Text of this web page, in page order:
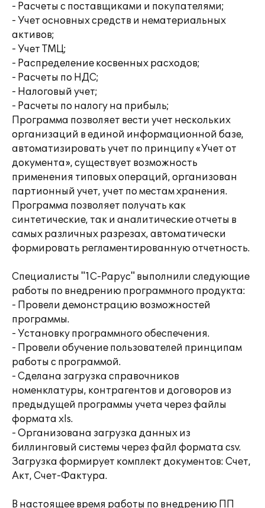
- Расчеты с поставщиками и покупателями;
- Учет основных средств и нематериальных
активов;
- Учет ТМЦ;
- Распределение косвенных расходов;
- Расчеты по НДС;
- Налоговый учет;
- Расчеты по налогу на прибыль;
Программа позволяет вести учет нескольких
организаций в единой информационной базе,
автоматизировать учет по принципу «Учет от
документа», существует возможность
применения типовых операций, организован
партионный учет, учет по местам хранения.
Программа позволяет получать как
синтетические, так и аналитические отчеты в
самых различных разрезах, автоматически
формировать регламентированную отчетность.
Специалисты "1С-Рарус" выполнили следующие
работы по внедрению программного продукта:
- Провели демонстрацию возможностей
программы.
- Установку программного обеспечения.
- Провели обучение пользователей принципам
работы с программой.
- Сделана загрузка справочников
номенклатуры, контрагентов и договоров из
предыдущей программы учета через файлы
формата xls.
- Организована загрузка данных из
биллинговый системы через файл формата csv.
Загрузка формирует комплект документов: Счет,
Акт, Счет-Фактура.
В настоящее время работы по внедрению ПП